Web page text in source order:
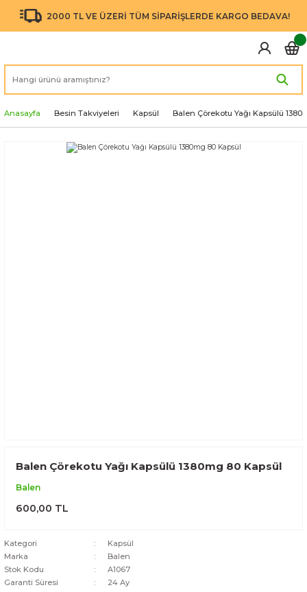
2000 TL VE ÜZERİ TÜM SİPARİŞLERDE KARGO BEDAVA!
Anasayfa Besin Takviyeleri Kapsül Balen Çörekotu Yağı Kapsülü
Balen Çörekotu Yağı Kapsülü 1380mg 80 Kapsül
Balen
600,00 TL
Kategori
Kapsül
Marka
Balen
Stok Kodu
A1067
Garanti Süresi
24 Ay